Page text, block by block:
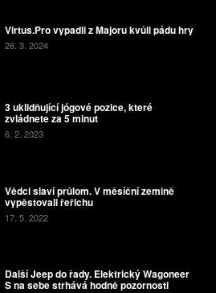
Virtus.Pro vypadli z Majoru kvůli pádu hry
26. 3. 2024
3 uklidňující jógové pozice, které
zvládnete za 5 minut
6. 2. 2023
Vědci slaví průlom. V měsíční zemině
vypěstovali řeřichu
17. 5. 2022
Další Jeep do řady. Elektrický Wagoneer
S na sebe strhává hodně pozornosti